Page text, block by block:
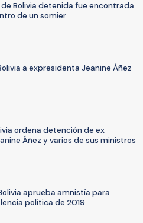
Bolivia detenida fue encontrada
de un somier
a expresidenta Jeanine Áñez
ordena detención de ex
Áñez y varios de sus ministros
aprueba amnistía para
política de 2019